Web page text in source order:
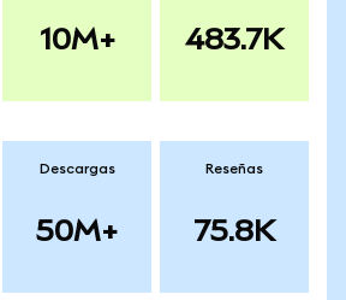
10M+ 483.7K
Descargas
50M+
Reseñas
75.8K